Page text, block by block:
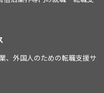
、外国人のための転職支援サ